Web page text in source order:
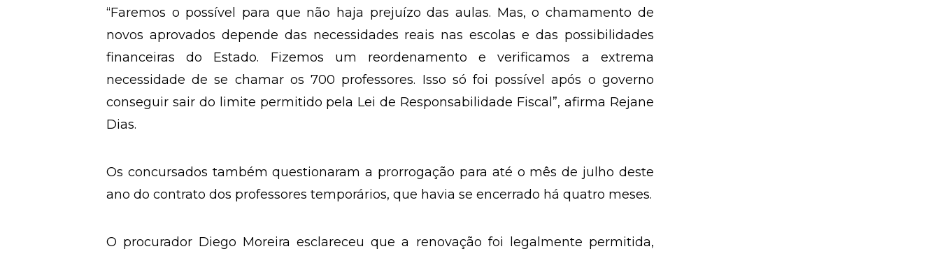
“Faremos o possível para que não haja prejuízo das aulas. Mas, o chamamento de
novos aprovados depende das necessidades reais nas escolas e das possibilidades
financeiras do Estado. Fizemos um reordenamento e verificamos a extrema
necessidade de se chamar os 700 professores. Isso só foi possível após o governo
conseguir sair do limite permitido pela Lei de Responsabilidade Fiscal”, afirma Rejane
Dias.
Os concursados também questionaram a prorrogação para até o mês de julho deste
ano do contrato dos professores temporários, que havia se encerrado há quatro meses.
O procurador Diego Moreira esclareceu que a renovação foi legalmente permitida,